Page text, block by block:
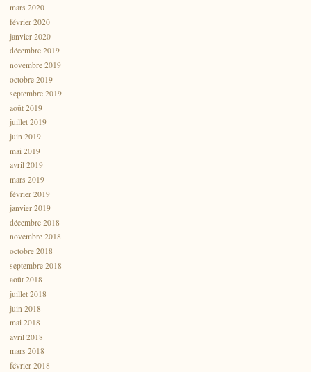
mars 2020
février 2020
janvier 2020
décembre 2019
novembre 2019
octobre 2019
septembre 2019
août 2019
juillet 2019
juin 2019
mai 2019
avril 2019
mars 2019
février 2019
janvier 2019
décembre 2018
novembre 2018
octobre 2018
septembre 2018
août 2018
juillet 2018
juin 2018
mai 2018
avril 2018
mars 2018
février 2018